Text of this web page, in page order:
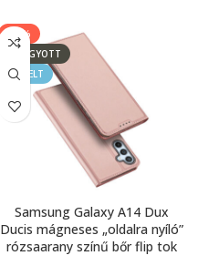
-17%
ELFOGYOTT
KIEMELT
Samsung Galaxy A14 Dux
Ducis mágneses „oldalra nyíló”
rózsaarany színű bőr flip tok